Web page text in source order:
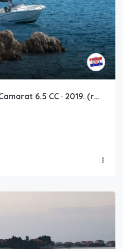
Gliser Jeanneau Cap Camarat 6.5 CC · 2019. (remont 2019.)